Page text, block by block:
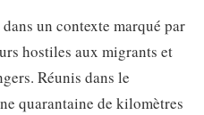
un contexte marqué par
hostiles aux migrants et
Réunis dans le
quarantaine de kilomètres